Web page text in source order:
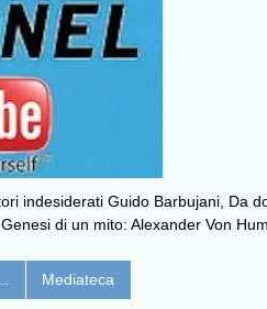
indesiderati Guido Barbujani, Da
di un mito: Alexander Von
Mediateca